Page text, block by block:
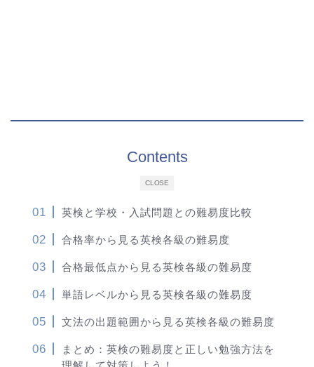
CLOSE
Contents
英検と学校・入試問題との難易度比較
合格率から見る英検各級の難易度
合格最低点から見る英検各級の難易度
単語レベルから見る英検各級の難易度
文法の出題範囲から見る英検各級の難易度
まとめ：英検の難易度と正しい勉強方法を